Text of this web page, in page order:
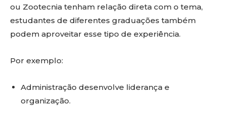
ou Zootecnia tenham relação direta com o tema,
estudantes de diferentes graduações também
podem aproveitar esse tipo de experiência.
Por exemplo:
Administração desenvolve liderança e
organização.